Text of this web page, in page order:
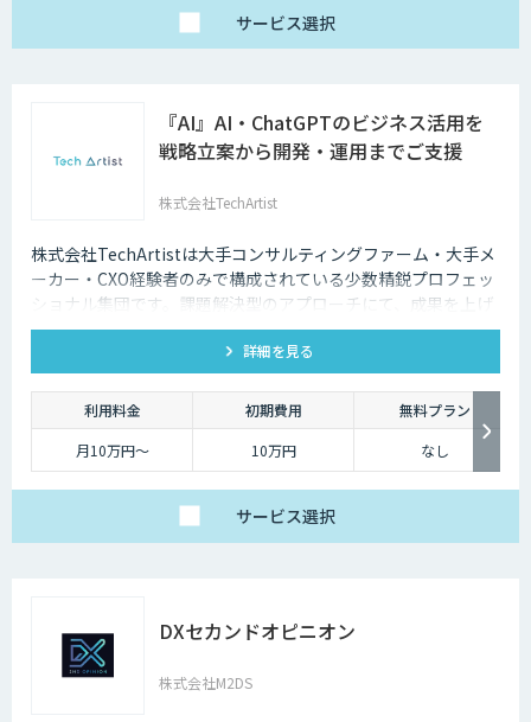
サービス選択
『AI』AI・ChatGPTのビジネス活用を
戦略立案から開発・運用までご支援
株式会社TechArtist
株式会社TechArtistは大手コンサルティングファーム・大手メ
ーカー・CXO経験者のみで構成されている少数精鋭プロフェッ
ショナル集団です。課題解決型のアプローチにて、成果を上げ
るソリューションを『高速』『高品質』『低予算』でご提供可
詳細を見る
利用料金 初期費用
無料プラン
月10万円〜
10万円 なし
サービス選択
DXセカンドオピニオン
株式会社M2DS